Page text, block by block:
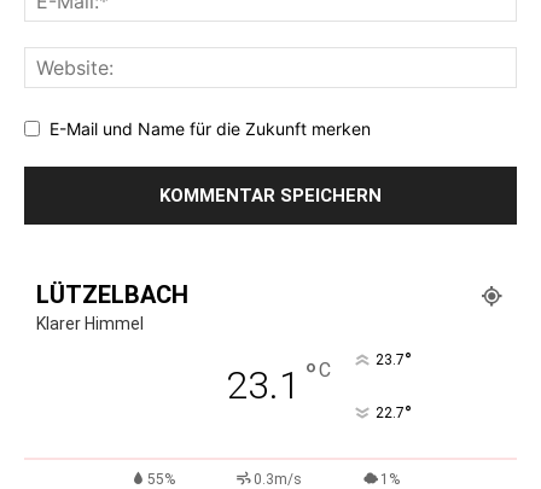
E-Mail und Name für die Zukunft merken
LÜTZELBACH
Klarer Himmel
23.1 °C 23.7°
22.7°
55% 0.3m/s 1%